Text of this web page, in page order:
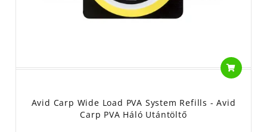
Avid Carp Wide Load PVA System Refills - Avid
Carp PVA Háló Utántöltő